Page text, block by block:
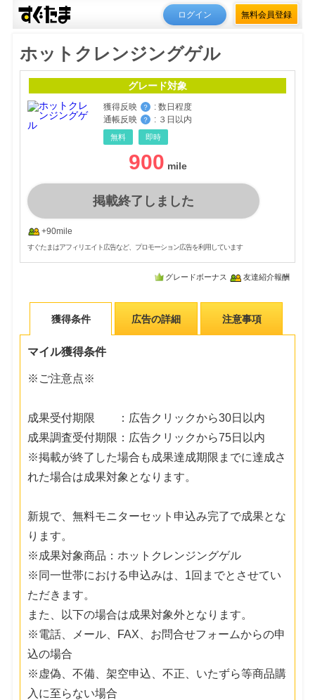
ログイン 無料会員登録
ホットクレンジングゲル
グレード対象
獲得反映 ？ : 数日程度
通帳反映
？ : ３日以内
無料 即時
900
掲載終了しました
+90mile
すぐたまはアフィリエイト広告など、プロモーション広告を利用しています
グレードボーナス 友達紹介報酬
獲得条件 広告の詳細 注意事項
マイル獲得条件
※ご注意点※
成果受付期限 ：広告クリックから30日以内
成果調査受付期限：広告クリックから75日以内
※掲載が終了した場合も成果達成期限までに達成さ
れた場合は成果対象となります。
新規で、無料モニターセット申込み完了で成果とな
ります。
※成果対象商品：ホットクレンジングゲル
※同一世帯における申込みは、1回までとさせてい
ただきます。
また、以下の場合は成果対象外となります。
※電話、メール、FAX、お問合せフォームからの申
込の場合
※虚偽、不備、架空申込、不正、いたずら等商品購
入に至らない場合